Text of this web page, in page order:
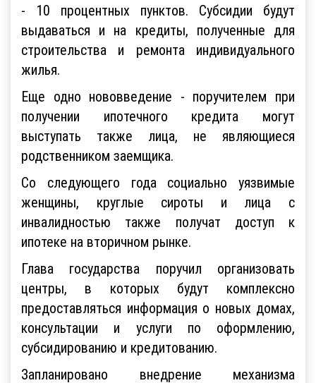
- 10 процентных пунктов. Субсидии будут
выдаваться и на кредиты, полученные для
строительства и ремонта индивидуального
жилья.
Еще одно нововведение - поручителем при
получении ипотечного кредита могут
выступать также лица, не являющиеся
родственником заемщика.
Со следующего года социально уязвимые
женщины, круглые сироты и лица с
инвалидностью также получат доступ к
ипотеке на вторичном рынке.
Глава государства поручил организовать
центры, в которых будут комплексно
предоставляться информация о новых домах,
консультации и услуги по оформлению,
субсидированию и кредитованию.
Запланировано внедрение механизма